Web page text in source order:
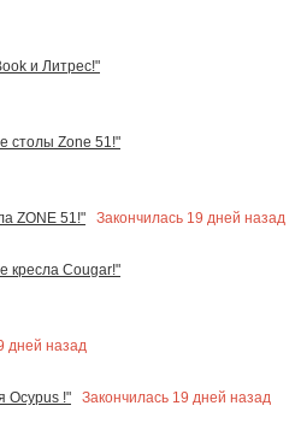
и Литрес!"
столы Zone 51!"
ZONE 51!"
Закончилась 19 дней назад
кресла Cougar!"
дней назад
Ocypus !"
Закончилась 19 дней назад